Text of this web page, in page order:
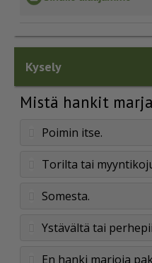
Kysely
Mistä hankit
Poimin itse.
Torilta tai
Somesta.
Ystävältä tai
En hanki marjoja